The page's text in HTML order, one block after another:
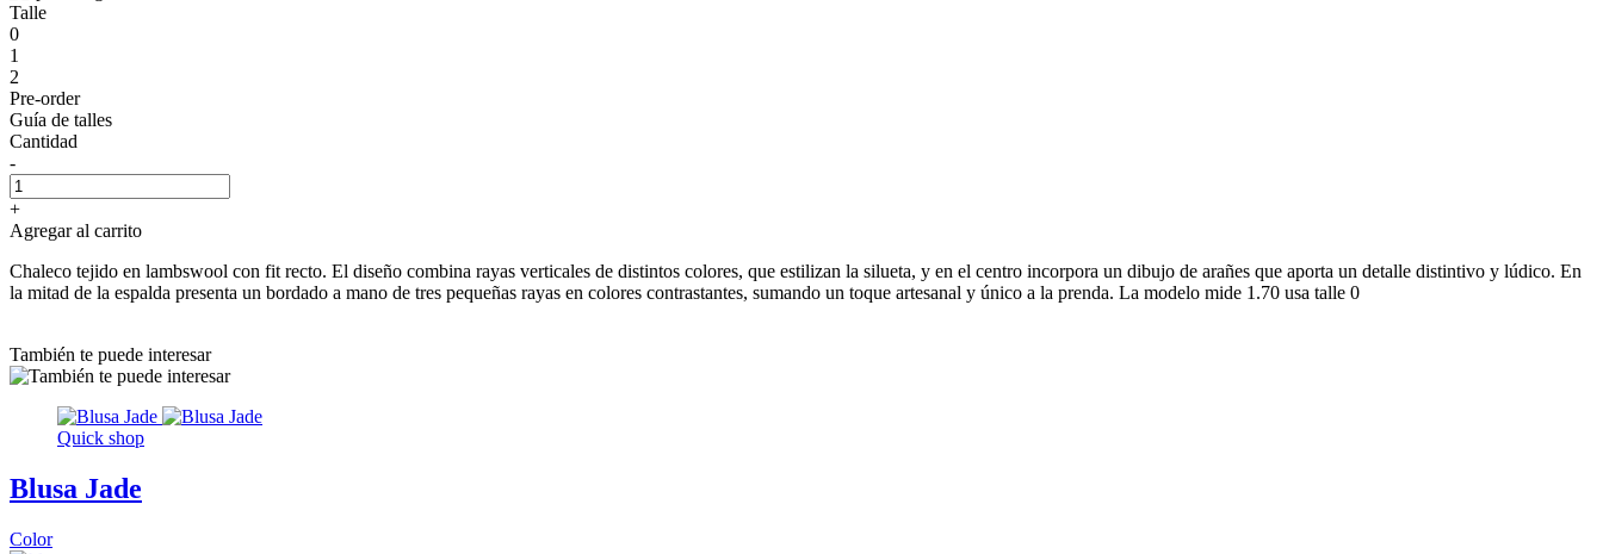
Talle
0
1
2
Pre-order
Guía de talles
Cantidad
-
+
Agregar al carrito
Chaleco tejido en lambswool con fit recto. El diseño combina rayas verticales de distintos colores, que estilizan la silueta, y en el centro incorpora un dibujo de arañes que aporta un detalle distintivo y lúdico. En
la mitad de la espalda presenta un bordado a mano de tres pequeñas rayas en colores contrastantes, sumando un toque artesanal y único a la prenda. La modelo mide 1.70 usa talle 0
También te puede interesar
Quick shop
Blusa Jade
Color